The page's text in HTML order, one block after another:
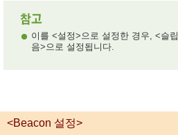
이를 <설정>으로 설정한 경우, <슬
음>으로 설정됩니다.
<Beacon 설정>